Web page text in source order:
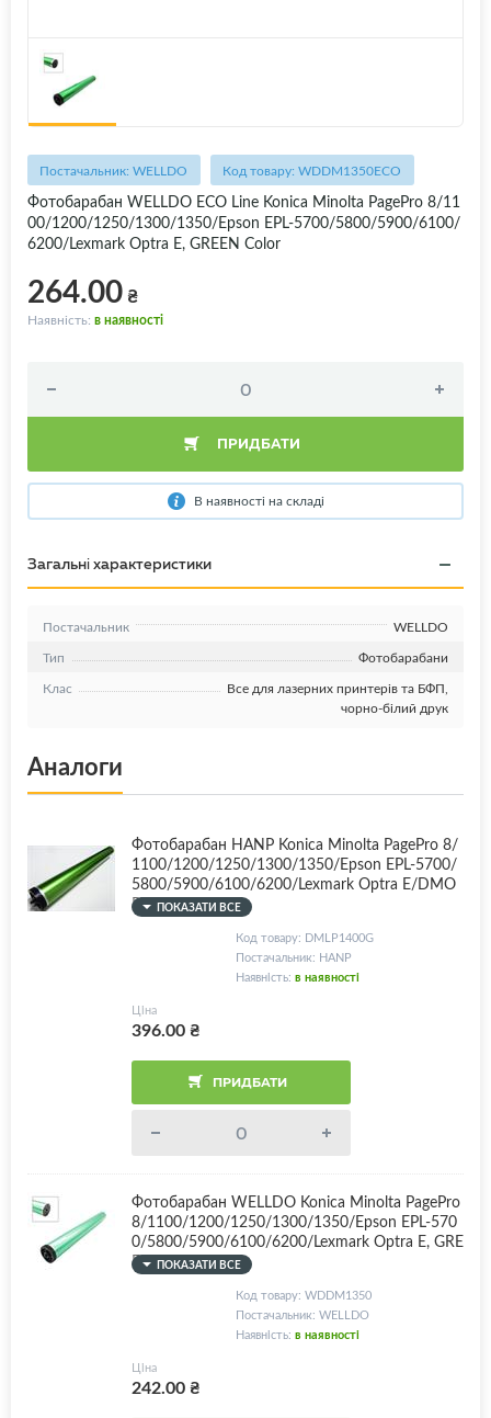
Постачальник: WELLDO Код товару: WDDM1350ECO
Фотобарабан WELLDO ECO Line Konica Minolta PagePro 8/11
00/1200/1250/1300/1350/Epson EPL-5700/5800/5900/6100/
6200/Lexmark Optra E, GREEN Color
264.00₴
Наявність: в наявності
ПРИДБАТИ
В наявності на складі
Загальні характеристики
Постачальник
WELLDO
Тип
Фотобарабани
Клас
Все для лазерних принтерів та БФП,
чорно-білий друк
Аналоги
Фотобарабан HANP Konica Minolta PagePro 8/
1100/1200/1250/1300/1350/Epson EPL-5700/
5800/5900/6100/6200/Lexmark Optra E/DMO
PTEGПОКАЗАТИ ВСЕ
Код товару: DMLP1400G
Постачальник: HANP
Наявність: в наявності
Ціна
396.00₴
ПРИДБАТИ
Фотобарабан WELLDO Konica Minolta PagePro
8/1100/1200/1250/1300/1350/Epson EPL-570
0/5800/5900/6100/6200/Lexmark Optra E, GRE
EN Color
ПОКАЗАТИ ВСЕ
Код товару: WDDM1350
Постачальник: WELLDO
Наявність: в наявності
Ціна
242.00₴